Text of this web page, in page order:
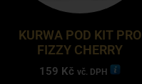
KURWA POD KIT PRO
FIZZY CHERRY
159 Kč vč. DPH